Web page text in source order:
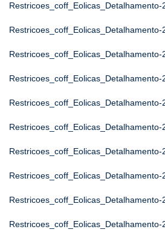
Restricoes_coff_Eolicas_Detalhamento-
Restricoes_coff_Eolicas_Detalhamento-
Restricoes_coff_Eolicas_Detalhamento-
Restricoes_coff_Eolicas_Detalhamento-
Restricoes_coff_Eolicas_Detalhamento-
Restricoes_coff_Eolicas_Detalhamento-
Restricoes_coff_Eolicas_Detalhamento-
Restricoes_coff_Eolicas_Detalhamento-
Restricoes_coff_Eolicas_Detalhamento-
Restricoes_coff_Eolicas_Detalhamento-